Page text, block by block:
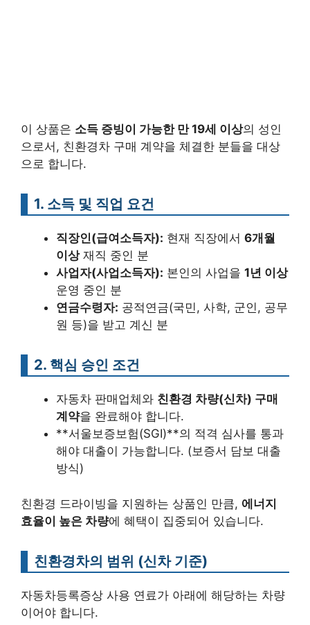
이 상품은 소득 증빙이 가능한 만 19세 이상의 성인
으로서, 친환경차 구매 계약을 체결한 분들을 대상
으로 합니다.
1. 소득 및 직업 요건
직장인(급여소득자): 현재 직장에서 6개월
이상재직 중인 분
사업자(사업소득자): 본인의 사업을 1년 이상
운영 중인 분
연금수령자: 공적연금(국민, 사학, 군인, 공무
원 등)을 받고 계신 분
2. 핵심 승인 조건
자동차 판매업체와 친환경 차량(신차) 구매
계약을 완료해야 합니다.
**서울보증보험(SGI)**의 적격 심사를 통과
해야 대출이 가능합니다. (보증서 담보 대출
방식)
친환경 드라이빙을 지원하는 상품인 만큼, 에너지
효율이 높은 차량에 혜택이 집중되어 있습니다.
친환경차의 범위 (신차 기준)
자동차등록증상 사용 연료가 아래에 해당하는 차량
이어야 합니다.